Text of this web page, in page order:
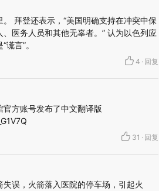
拜登还表示，“美国明确支持在冲突中保
医务人员和其他无辜者。” 认为以色列应
言”。
4 · 回复
方账号发布了中文翻译版
31 · 回复
误，火箭落入医院的停车场，引起火